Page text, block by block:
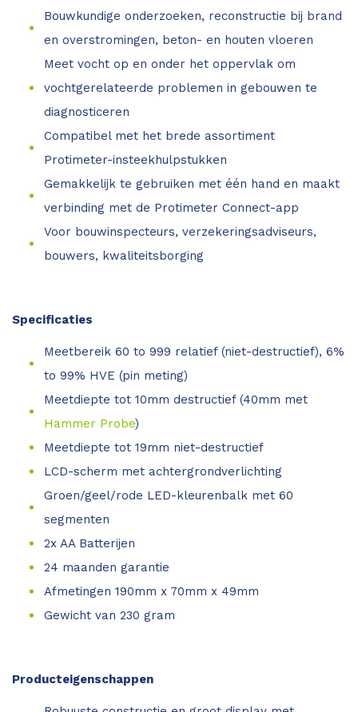
Bouwkundige onderzoeken, reconstructie bij brand
en overstromingen, beton- en houten vloeren
Meet vocht op en onder het oppervlak om
vochtgerelateerde problemen in gebouwen te
diagnosticeren
Compatibel met het brede assortiment
Protimeter-insteekhulpstukken
Gemakkelijk te gebruiken met één hand en maakt
verbinding met de Protimeter Connect-app
Voor bouwinspecteurs, verzekeringsadviseurs,
bouwers, kwaliteitsborging
Specificaties
Meetbereik 60 to 999 relatief (niet-destructief), 6%
to 99% HVE (pin meting)
Meetdiepte tot 10mm destructief (40mm met
Hammer Probe)
Meetdiepte tot 19mm niet-destructief
LCD-scherm met achtergrondverlichting
Groen/geel/rode LED-kleurenbalk met 60
segmenten
2x AA Batterijen
24 maanden garantie
Afmetingen 190mm x 70mm x 49mm
Gewicht van 230 gram
Producteigenschappen